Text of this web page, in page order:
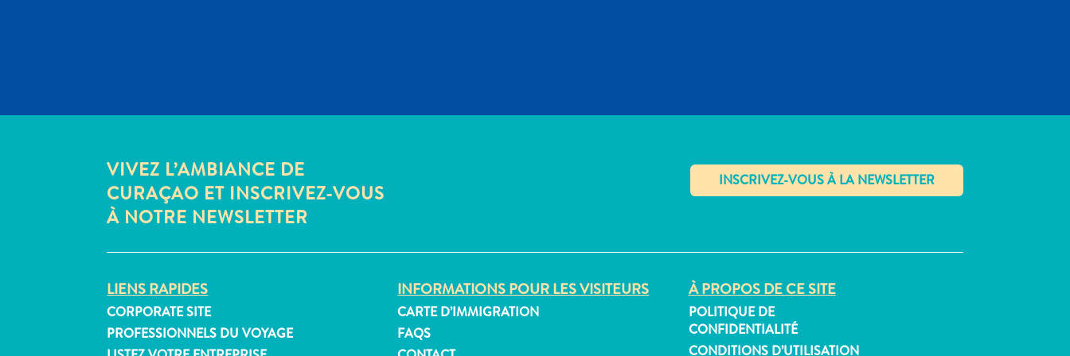
VIVEZ L’AMBIANCE DE
CURAÇAO ET INSCRIVEZ-VOUS
À NOTRE NEWSLETTER
✕
LIENS RAPIDES
CORPORATE SITE
PROFESSIONNELS DU VOYAGE
INFORMATIONS POUR LES VISITEURS
CARTE D’IMMIGRATION
FAQS
À PROPOS DE CE SITE
POLITIQUE DE
CONFIDENTIALITÉ
CONDITIONS D’UTILISATION